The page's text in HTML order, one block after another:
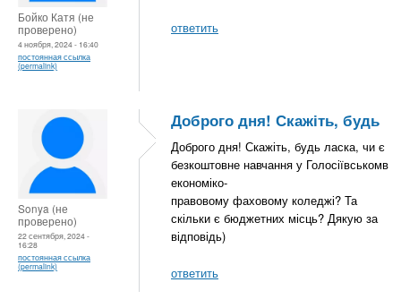
Бойко Катя (не
проверено)
4 ноября, 2024 - 16:40
постоянная ссылка
(permalink)
ответить
Sonya (не
проверено)
22 сентября, 2024 -
16:28
постоянная ссылка
(permalink)
Доброго дня! Скажіть, будь
Доброго дня! Скажіть, будь ласка, чи є
безкоштовне навчання у Голосіївськомв
економіко-
правовому фаховому коледжі? Та
скільки є бюджетних місць? Дякую за
відповідь)
ответить